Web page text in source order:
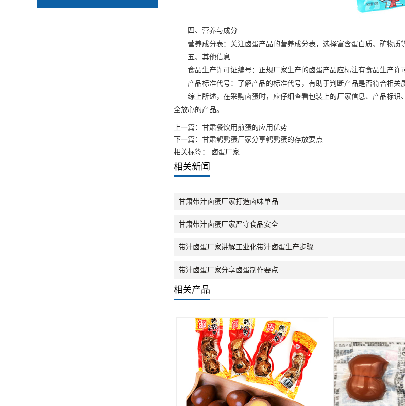
四、营养与成分
营养成分表：关注卤蛋产品的营养成分表，选择富含蛋白质、矿物质
五、其他信息
食品生产许可证编号：正规厂家生产的卤蛋产品应标注有食品生产许
产品标准代号：了解产品的标准代号，有助于判断产品是否符合相关
综上所述，在采购卤蛋时，应仔细查看包装上的厂家信息、产品标识
全放心的产品。
上一篇： 甘肃餐饮用煎蛋的应用优势
下一篇： 甘肃鹌鹑蛋厂家分享鹌鹑蛋的存放要点
相关标签： 卤蛋厂家
相关新闻
甘肃带汁卤蛋厂家打造卤味单品
甘肃带汁卤蛋厂家严守食品安全
带汁卤蛋厂家讲解工业化带汁卤蛋生产步骤
带汁卤蛋厂家分享卤蛋制作要点
相关产品